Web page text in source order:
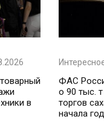
в
ФАС
о 90 тыс.
торгов
начала